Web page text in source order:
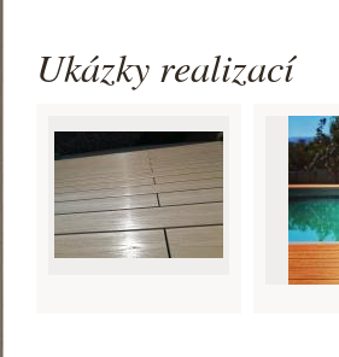
Ukázky realizací